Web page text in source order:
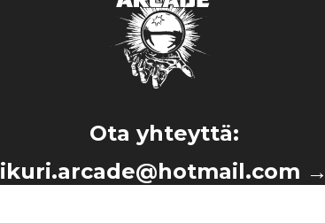
Ota yhteyttä:
ikuri.arcade@hotmail.com →